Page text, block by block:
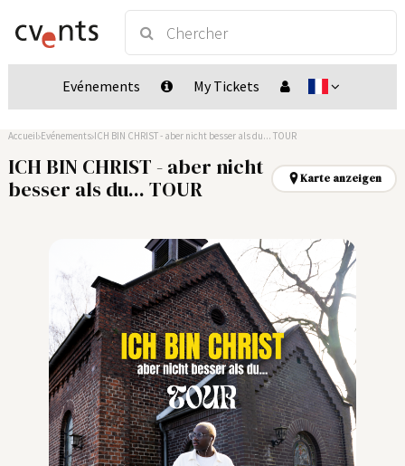
Evénements My Tickets
Accueil Evénements ICH BIN CHRIST - aber nicht besser als du... TOUR
ICH BIN CHRIST - aber nicht
besser als du... TOUR
Karte anzeigen